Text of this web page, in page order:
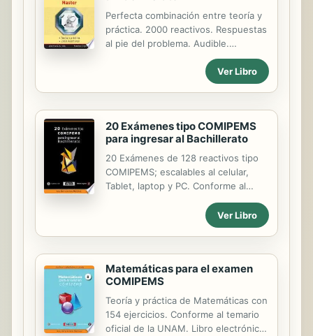
Perfecta combinación entre teoría y
práctica. 2000 reactivos. Respuestas
al pie del problema. Audible.
Ver Libro
20 Exámenes tipo COMIPEMS
para ingresar al Bachillerato
20 Exámenes de 128 reactivos tipo
COMIPEMS; escalables al celular,
Tablet, laptop y PC. Conforme al
temario oficial de la UNAM.
Ver Libro
Matemáticas para el examen
COMIPEMS
Teoría y práctica de Matemáticas con
154 ejercicios. Conforme al temario
oficial de la UNAM. Libro electrónico